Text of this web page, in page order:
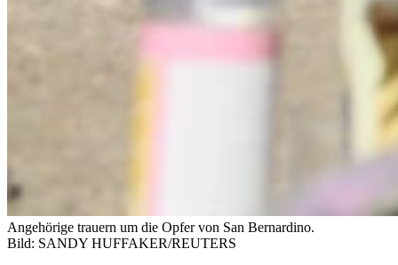
Angehörige trauern um die Opfer von San Bernardino.
Bild: SANDY HUFFAKER/REUTERS